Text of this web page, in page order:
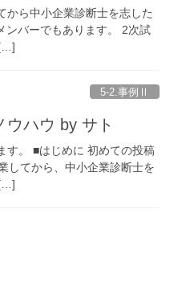
から中小企業診断士を志した
ンバーでもあります。 2次試
5-2.事例Ⅱ
ハウ by サト
す。 ■はじめに 初めての投稿
してから、中小企業診断士を